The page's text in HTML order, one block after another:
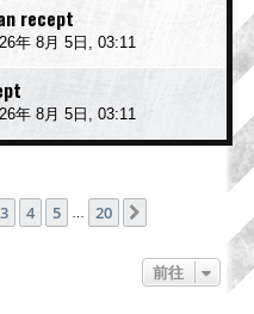
recept
年 8月 5日, 03:11
年 8月 5日, 03:11
20 頁)
3 4 5 20
前往